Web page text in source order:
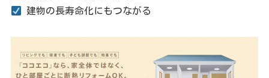
建物の長寿命化にもつながる